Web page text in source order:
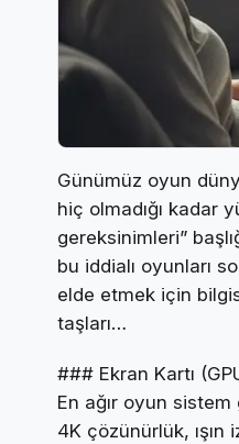
Günümüz oyun
hiç olmadığı kadar
gereksinimleri”
bu iddialı oyunları
elde etmek için
taşları…
### Ekran Kartı
En ağır oyun
4K çözünürlük,